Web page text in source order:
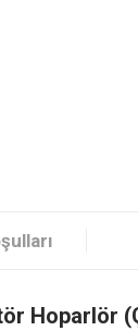
Hoparlör